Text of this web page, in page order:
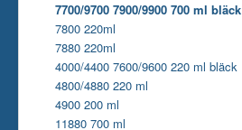
7700/9700 7900/9900 700 ml bläck
7800 220ml
7880 220ml
4000/4400 7600/9600 220 ml bläck
4800/4880 220 ml
4900 200 ml
11880 700 ml